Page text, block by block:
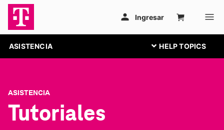
ASISTENCIA
ASISTENCIA
Tutoriales